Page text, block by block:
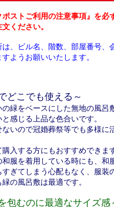
トご利用の注意事項』を必ず
ください。
、ビル名、階数、部屋番号、
ようお願いいたします。
どこでも使える～
緑をベースにした無地の風呂
感じる上品な色合いです。
いので冠婚葬祭等でも多様に
入する方にもおすすめできま
服を着用している時にも、和
ぎてしまう心配もなく、服装
の風呂敷は最適です。
包むのに最適なサイズ感